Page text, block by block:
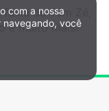
de Tom Zé,
e muito mais!
com a nossa
navegando, você